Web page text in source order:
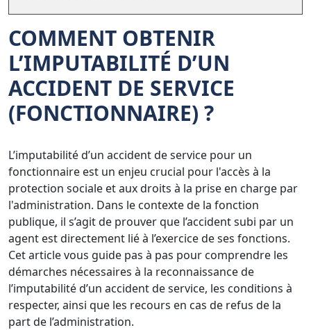
COMMENT OBTENIR
L’IMPUTABILITÉ D’UN
ACCIDENT DE SERVICE
(FONCTIONNAIRE) ?
L’imputabilité d’un accident de service pour un
fonctionnaire est un enjeu crucial pour l'accès à la
protection sociale et aux droits à la prise en charge par
l'administration. Dans le contexte de la fonction
publique, il s’agit de prouver que l’accident subi par un
agent est directement lié à l’exercice de ses fonctions.
Cet article vous guide pas à pas pour comprendre les
démarches nécessaires à la reconnaissance de
l’imputabilité d’un accident de service, les conditions à
respecter, ainsi que les recours en cas de refus de la
part de l’administration.